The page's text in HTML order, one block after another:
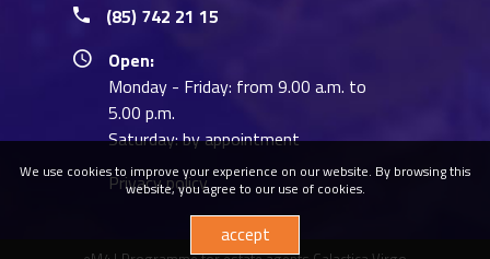
(85) 742 21 15
Open:
Monday - Friday: from 9.00 a.m. to
5.00 p.m.
Saturday: by appointment
Privacy policy
We use cookies to improve your experience on our website. By browsing this
website, you agree to our use of cookies.
accept